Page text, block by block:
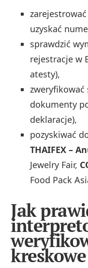
uzyskać
sprawdzić
rejestracje w
atesty),
dokumenty
deklaracje),
pozyskiwać
THAIFEX –
Jewelry Fair,
Food Pack
Jak
kreskowe